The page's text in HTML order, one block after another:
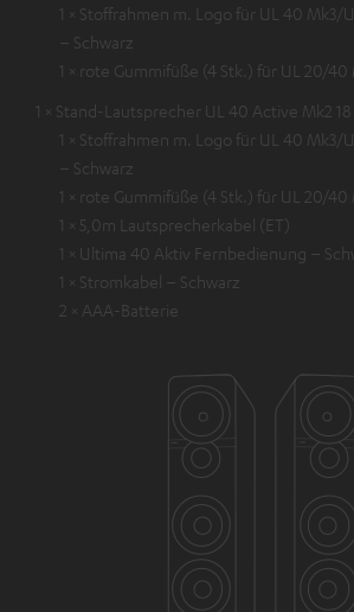
1 × Stoffrahmen m. Logo für UL 40 Mk3/
– Schwarz
1 × rote Gummifüße (4 Stk.) für UL 20/40
1 × Stand-Lautsprecher UL 40 Active Mk2
1 × Stoffrahmen m. Logo für UL 40 Mk3/
– Schwarz
1 × rote Gummifüße (4 Stk.) für UL 20/40
1 × 5,0m Lautsprecherkabel (ET)
1 × Ultima 40 Aktiv Fernbedienung –
1 × Stromkabel – Schwarz
2 × AAA-Batterie